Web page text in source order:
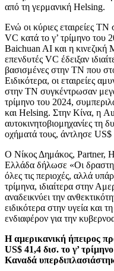
από τη γερμανική Helsing.
Ενώ οι κύριες εταιρείες
VC κατά το γ’ τρίμηνο του
Baichuan AI και η
επενδυτές VC έδειξαν
βασισμένες στην ΤΝ που
Ειδικότερα, οι εταιρείες
στην ΤΝ συγκέντρωσαν
τρίμηνο του 2024,
και Helsing. Στην Κίνα, η
αυτοκινητοβιομηχανίες τη
οχήματά τους, άντλησε US$
Ο Νίκος Δημάκος, Partner,
Ελλάδα δήλωσε «Οι
όλες τις περιοχές, αλλά
τρίμηνα, ιδιαίτερα στην
αναδεικνύει την
ειδικότερα στην υγεία και
ενδιαφέρον για την
Η αμερικανική ήπειρος
US$ 41,4 δισ. το γ’
Καναδά